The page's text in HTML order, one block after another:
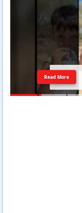
Read More